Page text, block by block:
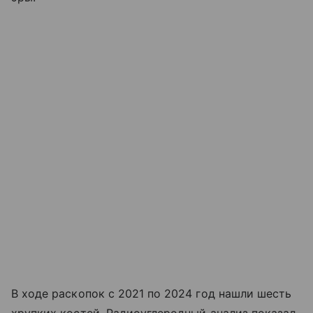
В ходе раскопок с 2021 по 2024 год нашли шесть